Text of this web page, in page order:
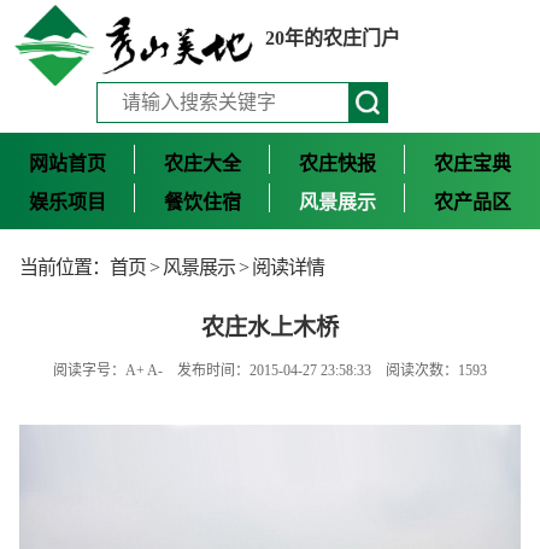
20年的农庄门户
网站首页 农庄大全 农庄快报
农庄宝典
娱乐项目
餐饮住宿 风景展示 农产品区
当前位置： 首页 >风景展示> 阅读详情
农庄水上木桥
阅读字号： A+ A- 发布时间：2015-04-27 23:58:33 阅读次数：1593